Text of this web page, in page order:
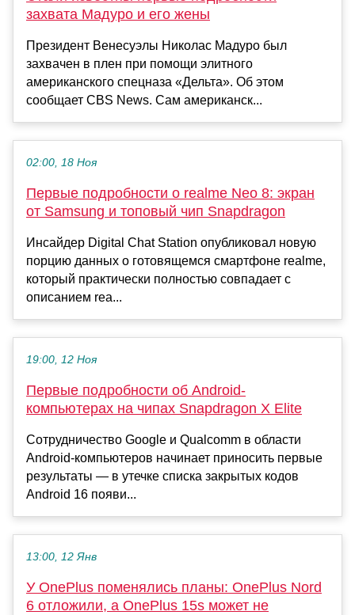
захвата Мадуро и его жены
Президент Венесуэлы Николас Мадуро был
захвачен в плен при помощи элитного
американского спецназа «Дельта». Об этом
сообщает CBS News. Сам американск...
02:00, 18 Ноя
Первые подробности о realme Neo 8: экран
от Samsung и топовый чип Snapdragon
Инсайдер Digital Chat Station опубликовал новую
порцию данных о готовящемся смартфоне realme,
который практически полностью совпадает с
описанием rea...
19:00, 12 Ноя
Первые подробности об Android-
компьютерах на чипах Snapdragon X Elite
Сотрудничество Google и Qualcomm в области
Android-компьютеров начинает приносить первые
результаты — в утечке списка закрытых кодов
Android 16 появи...
13:00, 12 Янв
У OnePlus поменялись планы: OnePlus Nord
6 отложили, а OnePlus 15s может не